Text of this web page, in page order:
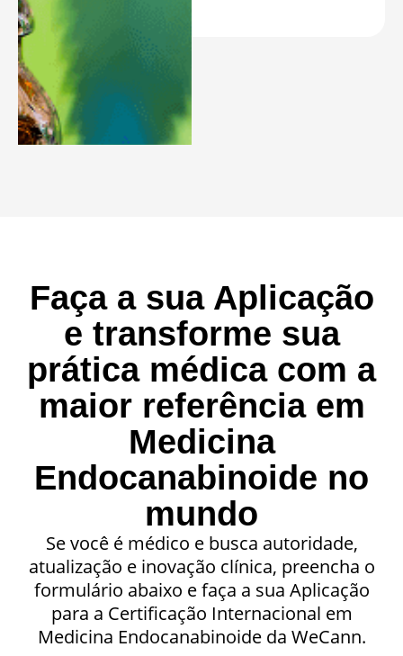
Faça a sua Aplicação
e transforme sua
prática médica com a
maior referência em
Medicina
Endocanabinoide no
mundo
Se você é médico e busca autoridade,
atualização e inovação clínica, preencha o
formulário abaixo e faça a sua Aplicação
para a Certificação Internacional em
Medicina Endocanabinoide da WeCann.